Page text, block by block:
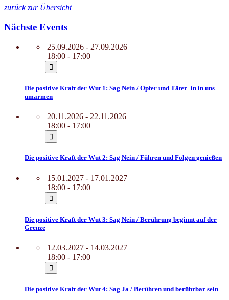
zurück zur Übersicht
Nächste Events
25.09.2026 - 27.09.2026
18:00 - 17:00
Die positive Kraft der Wut 1: Sag Nein / Opfer und Täter_in in uns
umarmen
20.11.2026 - 22.11.2026
18:00 - 17:00
Die positive Kraft der Wut 2: Sag Nein / Führen und Folgen genießen
15.01.2027 - 17.01.2027
18:00 - 17:00
Die positive Kraft der Wut 3: Sag Nein / Berührung beginnt auf der
Grenze
12.03.2027 - 14.03.2027
18:00 - 17:00
Die positive Kraft der Wut 4: Sag Ja / Berühren und berührbar sein